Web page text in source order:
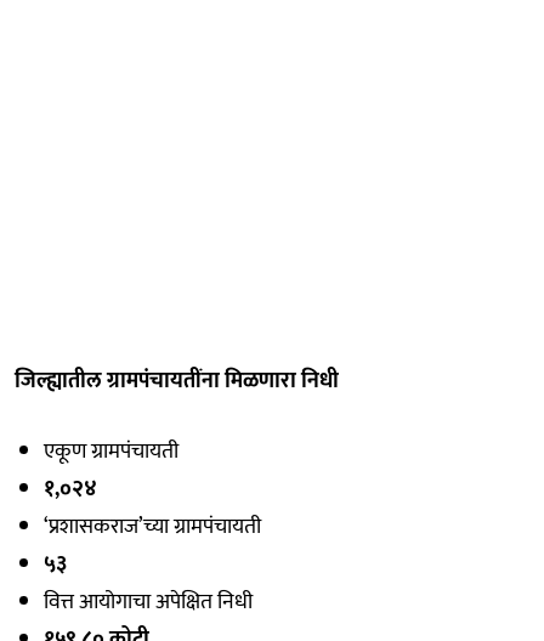
जिल्ह्यातील ग्रामपंचायतींना मिळणारा निधी
एकूण ग्रामपंचायती
१,०२४
‘प्रशासकराज’च्या ग्रामपंचायती
५३
वित्त आयोगाचा अपेक्षित निधी